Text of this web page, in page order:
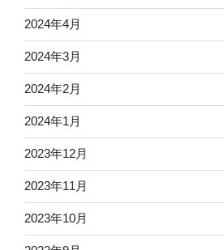
2024年4月
2024年3月
2024年2月
2024年1月
2023年12月
2023年11月
2023年10月